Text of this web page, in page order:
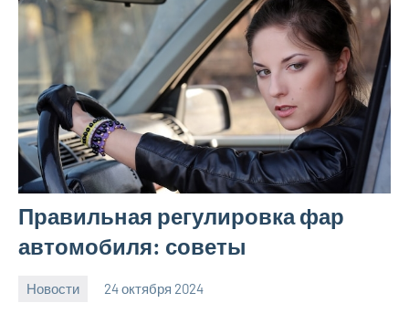
Правильная регулировка фар
автомобиля: советы
Новости 24 октября 2024